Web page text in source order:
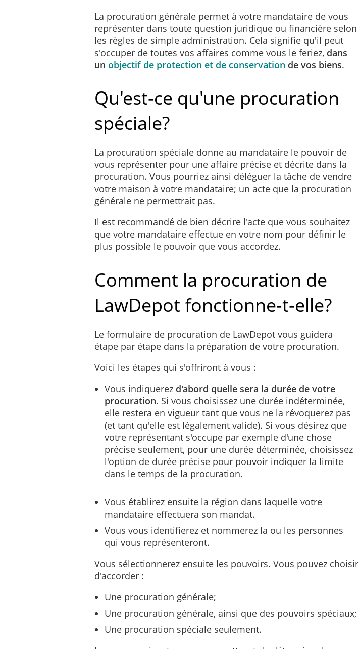
La procuration générale permet à votre mandataire de vous
représenter dans toute question juridique ou financière selon
les règles de simple administration. Cela signifie qu'il peut
s'occuper de toutes vos affaires comme vous le feriez, dans
un objectif de protection et de conservation de vos biens.
Qu'est-ce qu'une procuration
spéciale?
La procuration spéciale donne au mandataire le pouvoir de
vous représenter pour une affaire précise et décrite dans la
procuration. Vous pourriez ainsi déléguer la tâche de vendre
votre maison à votre mandataire; un acte que la procuration
générale ne permettrait pas.
Il est recommandé de bien décrire l'acte que vous souhaitez
que votre mandataire effectue en votre nom pour définir le
plus possible le pouvoir que vous accordez.
Comment la procuration de
LawDepot fonctionne-t-elle?
Le formulaire de procuration de LawDepot vous guidera
étape par étape dans la préparation de votre procuration.
Voici les étapes qui s'offriront à vous :
Vous indiquerez d'abord quelle sera la durée de votre
procuration. Si vous choisissez une durée indéterminée,
elle restera en vigueur tant que vous ne la révoquerez pas
(et tant qu'elle est légalement valide). Si vous désirez que
votre représentant s'occupe par exemple d'une chose
précise seulement, pour une durée déterminée, choisissez
l'option de durée précise pour pouvoir indiquer la limite
dans le temps de la procuration.
Vous établirez ensuite la région dans laquelle votre
mandataire effectuera son mandat.
Vous vous identifierez et nommerez la ou les personnes
qui vous représenteront.
Vous sélectionnerez ensuite les pouvoirs. Vous pouvez choisir
d'accorder :
Une procuration générale;
Une procuration générale, ainsi que des pouvoirs spéciaux;
Une procuration spéciale seulement.